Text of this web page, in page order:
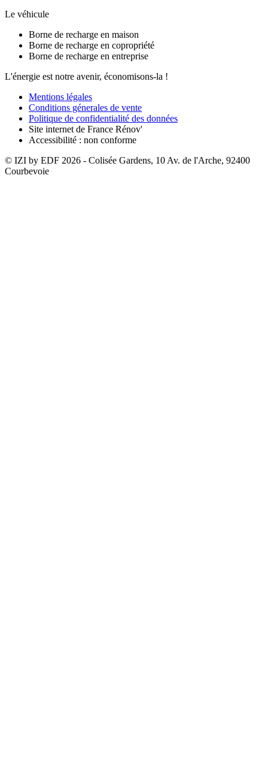
Le véhicule
Borne de recharge en maison
Borne de recharge en copropriété
Borne de recharge en entreprise
L'énergie est notre avenir, économisons-la !
Mentions légales
Conditions génerales de vente
Politique de confidentialité des données
Site internet de France Rénov'
Accessibilité : non conforme
© IZI by EDF 2026 - Colisée Gardens, 10 Av. de l'Arche, 92400
Courbevoie